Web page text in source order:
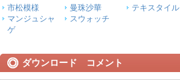
市松模様 曼珠沙華 テキスタイル
マンジュシャ
ゲ
スウォッチ
ダウンロード コメント